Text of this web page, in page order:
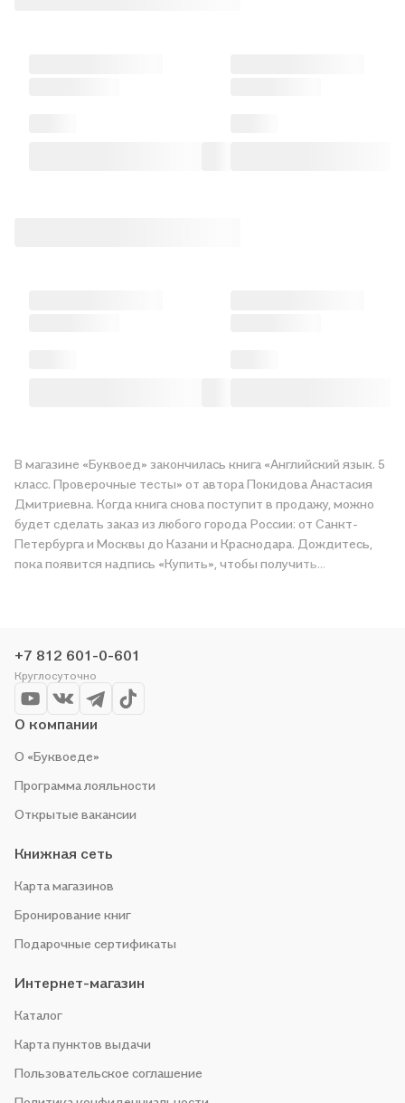
В магазине «Буквоед» закончилась книга «Английский язык. 5
класс. Проверочные тесты» от автора Покидова Анастасия
Дмитриевна. Когда книга снова поступит в продажу, можно
будет сделать заказ из любого города России: от Санкт-
Петербурга и Москвы до Казани и Краснодара. Дождитесь,
пока появится надпись «Купить», чтобы получить
проводим акции. Оставайтесь с нами, чтобы не упустить
выгоду!
+7 812 601-0-601
Круглосуточно
О компании
О «Буквоеде»
Программа лояльности
Открытые вакансии
Книжная сеть
Карта магазинов
Бронирование книг
Подарочные сертификаты
Интернет-магазин
Каталог
Карта пунктов выдачи
Пользовательское соглашение